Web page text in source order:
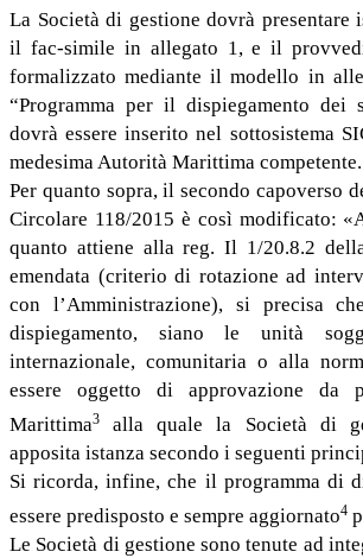
La Società di gestione dovrà presentare
il fac-simile in allegato 1, e il
formalizzato mediante il modello in
“Programma per il dispiegamento dei
dovrà essere inserito nel sottosistema
medesima Autorità Marittima competente.
Per quanto sopra, il secondo capoverso
Circolare 118/2015 è così modificato:
quanto attiene alla reg. Il 1/20.8.2
emendata (criterio di rotazione ad
con l’Amministrazione), si precisa
dispiegamento, siano le unità
internazionale, comunitaria o alla
essere oggetto di approvazione da
Marittima3
alla quale la Società di
apposita istanza secondo i seguenti
Si ricorda, infine, che il programma di
essere predisposto e sempre aggiornato4
Le Società di gestione sono tenute ad